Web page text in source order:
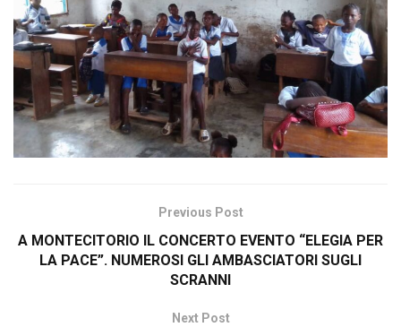
Previous Post
A MONTECITORIO IL CONCERTO EVENTO “ELEGIA PER
LA PACE”. NUMEROSI GLI AMBASCIATORI SUGLI
SCRANNI
Next Post